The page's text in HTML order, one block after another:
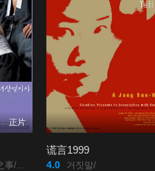
正片
Scandal/
谎言1999
4.0 거짓말/